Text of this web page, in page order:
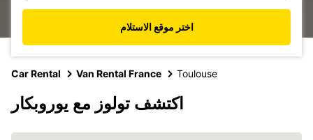
اختر موقع الاستلام
Car Rental Van Rental France Toulouse
اكتشف تولوز مع يوروبكار